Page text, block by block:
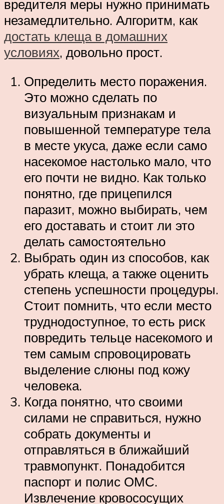
вредителя меры нужно принимать
незамедлительно. Алгоритм, как
достать клеща в домашних
условиях, довольно прост.
Определить место поражения.
Это можно сделать по
визуальным признакам и
повышенной температуре тела
в месте укуса, даже если само
насекомое настолько мало, что
его почти не видно. Как только
понятно, где прицепился
паразит, можно выбирать, чем
его доставать и стоит ли это
делать самостоятельно
Выбрать один из способов, как
убрать клеща, а также оценить
степень успешности процедуры.
Стоит помнить, что если место
труднодоступное, то есть риск
повредить тельце насекомого и
тем самым спровоцировать
выделение слюны под кожу
человека.
Когда понятно, что своими
силами не справиться, нужно
собрать документы и
отправляться в ближайший
травмопункт. Понадобится
паспорт и полис ОМС.
Извлечение кровососущих